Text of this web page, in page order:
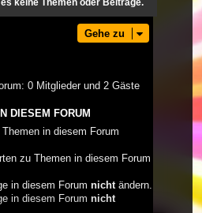
keine Themen oder Beiträge.
Gehe zu
0 Mitglieder und 2 Gäste
DIESEM FORUM
Themen in diesem Forum
zu Themen in diesem Forum
in diesem Forum nichtändern.
in diesem Forum nicht